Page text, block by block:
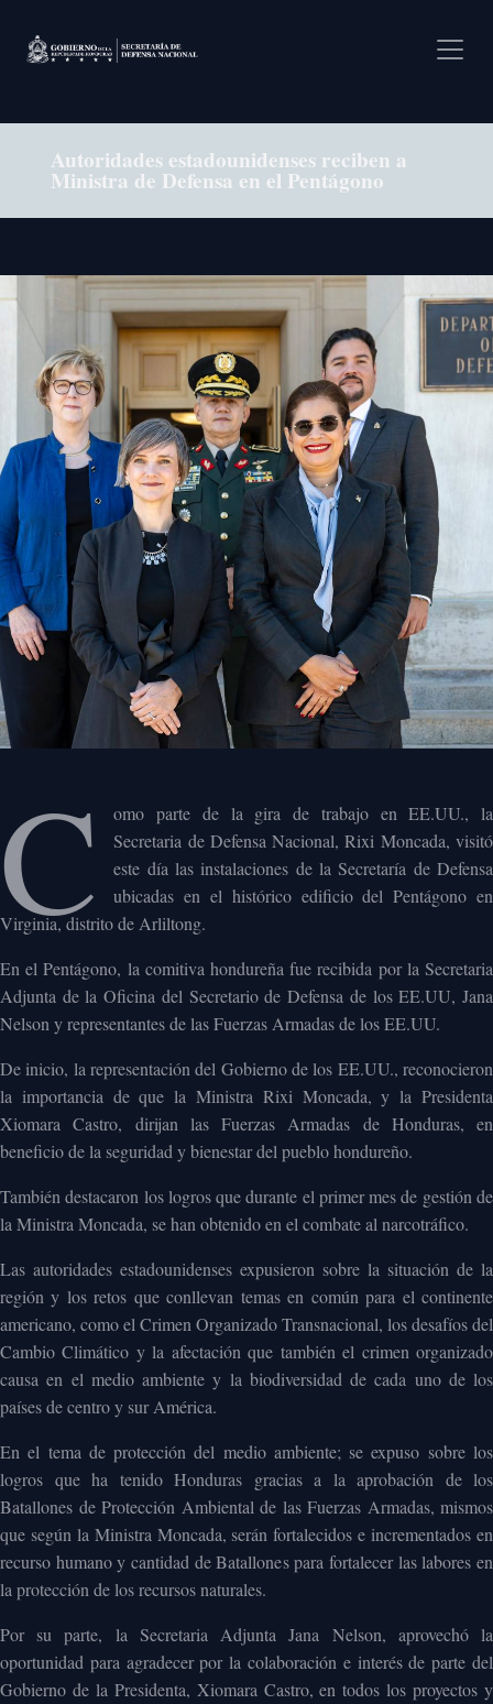
Autoridades estadounidenses reciben a
Ministra de Defensa en el Pentágono
C
omo parte de la gira de trabajo en EE.UU., la
Secretaria de Defensa Nacional, Rixi Moncada, visitó
este día las instalaciones de la Secretaría de Defensa
ubicadas en el histórico edificio del Pentágono en
Virginia, distrito de Arliltong.
En el Pentágono, la comitiva hondureña fue recibida por la Secretaria
Adjunta de la Oficina del Secretario de Defensa de los EE.UU, Jana
Nelson y representantes de las Fuerzas Armadas de los EE.UU.
De inicio, la representación del Gobierno de los EE.UU., reconocieron
la importancia de que la Ministra Rixi Moncada, y la Presidenta
Xiomara Castro, dirijan las Fuerzas Armadas de Honduras, en
beneficio de la seguridad y bienestar del pueblo hondureño.
También destacaron los logros que durante el primer mes de gestión de
la Ministra Moncada, se han obtenido en el combate al narcotráfico.
Las autoridades estadounidenses expusieron sobre la situación de la
región y los retos que conllevan temas en común para el continente
americano, como el Crimen Organizado Transnacional, los desafíos del
Cambio Climático y la afectación que también el crimen organizado
causa en el medio ambiente y la biodiversidad de cada uno de los
países de centro y sur América.
En el tema de protección del medio ambiente; se expuso sobre los
logros que ha tenido Honduras gracias a la aprobación de los
Batallones de Protección Ambiental de las Fuerzas Armadas, mismos
que según la Ministra Moncada, serán fortalecidos e incrementados en
recurso humano y cantidad de Batallones para fortalecer las labores en
la protección de los recursos naturales.
Por su parte, la Secretaria Adjunta Jana Nelson, aprovechó la
oportunidad para agradecer por la colaboración e interés de parte del
Gobierno de la Presidenta, Xiomara Castro, en todos los proyectos y